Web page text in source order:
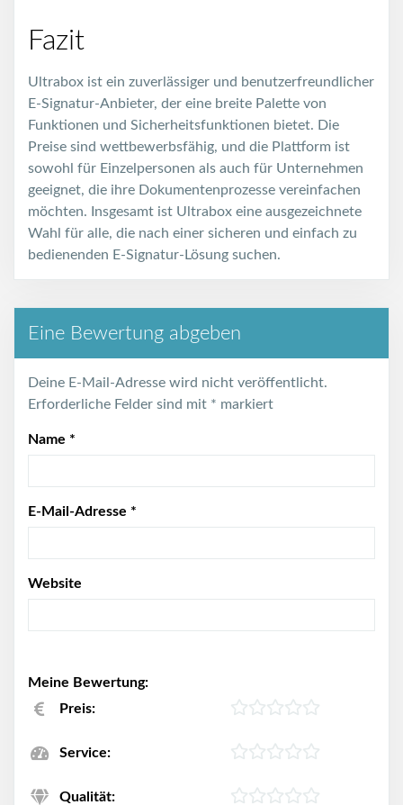
Fazit
Ultrabox ist ein zuverlässiger und benutzerfreundlicher
E-Signatur-Anbieter, der eine breite Palette von
Funktionen und Sicherheitsfunktionen bietet. Die
Preise sind wettbewerbsfähig, und die Plattform ist
sowohl für Einzelpersonen als auch für Unternehmen
geeignet, die ihre Dokumentenprozesse vereinfachen
möchten. Insgesamt ist Ultrabox eine ausgezeichnete
Wahl für alle, die nach einer sicheren und einfach zu
bedienenden E-Signatur-Lösung suchen.
Eine Bewertung abgeben
Deine E-Mail-Adresse wird nicht veröffentlicht.
Erforderliche Felder sind mit * markiert
Name *
E-Mail-Adresse *
Website
Meine Bewertung:
Preis:
Service:
Qualität: